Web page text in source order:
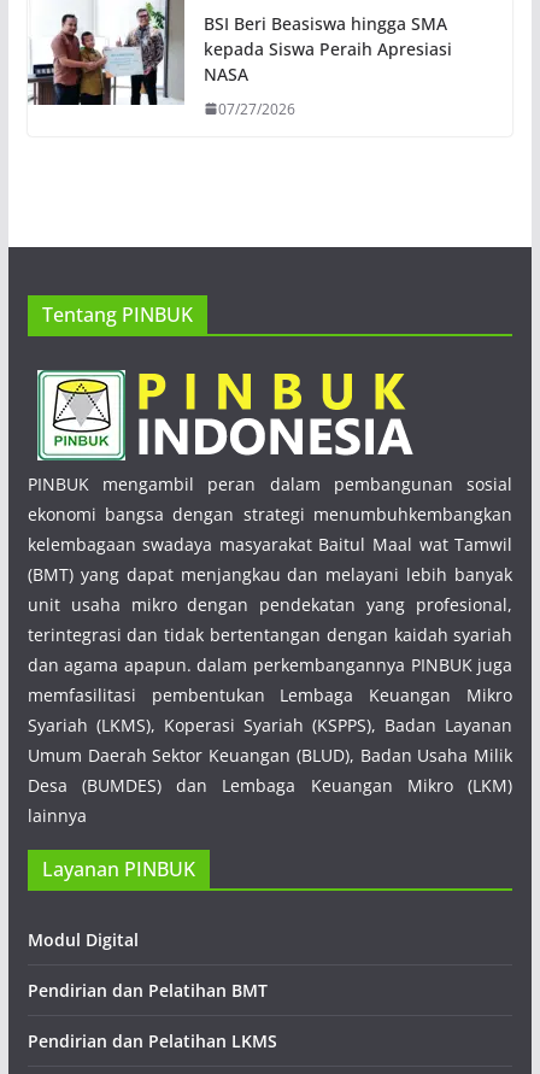
BSI Beri Beasiswa hingga SMA
kepada Siswa Peraih Apresiasi
NASA
07/27/2026
Tentang PINBUK
PINBUK mengambil peran dalam pembangunan sosial
ekonomi bangsa dengan strategi menumbuhkembangkan
kelembagaan swadaya masyarakat Baitul Maal wat Tamwil
(BMT) yang dapat menjangkau dan melayani lebih banyak
unit usaha mikro dengan pendekatan yang profesional,
terintegrasi dan tidak bertentangan dengan kaidah syariah
dan agama apapun. dalam perkembangannya PINBUK juga
memfasilitasi pembentukan Lembaga Keuangan Mikro
Syariah (LKMS), Koperasi Syariah (KSPPS), Badan Layanan
Umum Daerah Sektor Keuangan (BLUD), Badan Usaha Milik
Desa (BUMDES) dan Lembaga Keuangan Mikro (LKM)
lainnya
Layanan PINBUK
Modul Digital
Pendirian dan Pelatihan BMT
Pendirian dan Pelatihan LKMS